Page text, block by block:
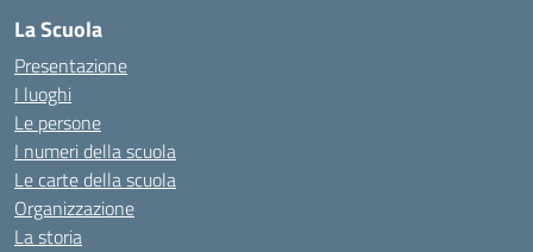
La Scuola
Presentazione
I luoghi
Le persone
I numeri della scuola
Le carte della scuola
Organizzazione
La storia